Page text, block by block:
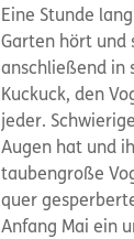
Eine Stunde
Garten hört und
anschließend in
Kuckuck, den
jeder.
Augen hat und
taubengroße
quer
Anfang Mai ein